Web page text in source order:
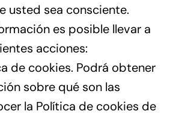
usted sea consciente.
es posible llevar a
acciones:
de cookies. Podrá obtener
sobre qué son las
la Política de cookies de